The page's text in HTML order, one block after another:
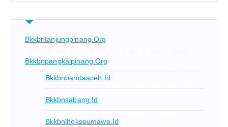
Bkkbntanjungpinang.org
Bkkbnpangkalpinang.org
Bkkbnbandaaceh.id
Bkkbnsabang.id
Bkkbnlhokseumawe.id